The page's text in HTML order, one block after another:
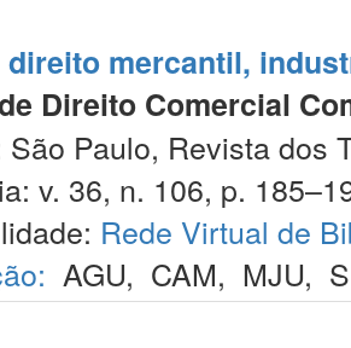
direito mercantil,
Direito Comercial
Paulo, Revista dos
v. 36, n. 106, p.
Rede Virtual de
AGU, CAM, MJU,